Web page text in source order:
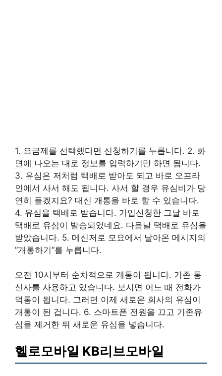
1. 요금제를 선택했다면 신청하기를 누릅니다. 2. 화
면에 나오는 대로 정보를 입력하기만 하면 됩니다.
3. 유심은 저처럼 택배로 받아도 되고 바로 오프라
인에서 사서 해도 됩니다. 사서 할 경우 유심비가 당
연히 들겠지요? 대신 개통을 바로 할 수 있습니다.
4. 유심을 택배로 받습니다. 가입신청한 그날 바로
택배로 유심이 발송되었네요. 다음날 택배로 유심을
받았습니다. 5. 메신저로 모요에서 날아온 메시지의
”개통하기”를 누릅니다.
오전 10시부터 순차적으로 개통이 됩니다. 기존 통
신사를 사용하고 있습니다. 보시면 어느 때 전화가
먹통이 됩니다. 그러면 이제 새로운 회사의 유심이
개통이 된 겁니다. 6. 스마트폰 전원을 끄고 기존유
심을 제거한 뒤 새로운 유심을 넣습니다.
헬로모바일 KB리브모바일